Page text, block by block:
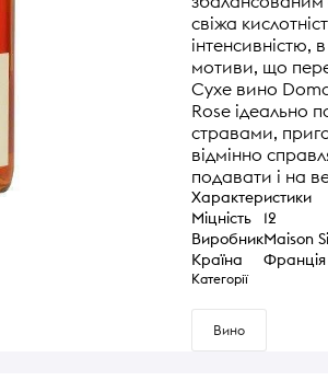
свіжа
мотиви, що
Сухе вино
Rose ідеально
стравами,
відмінно
подавати і на
Характеристики
Міцність
12
ВиробникMaison
Країна
Франція
Категорії
Вино